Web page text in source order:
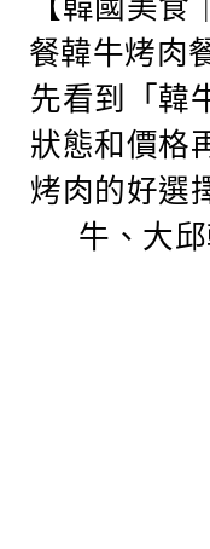
餐韓牛烤肉
先看到「韓
狀態和價格
烤肉的好選
牛、大